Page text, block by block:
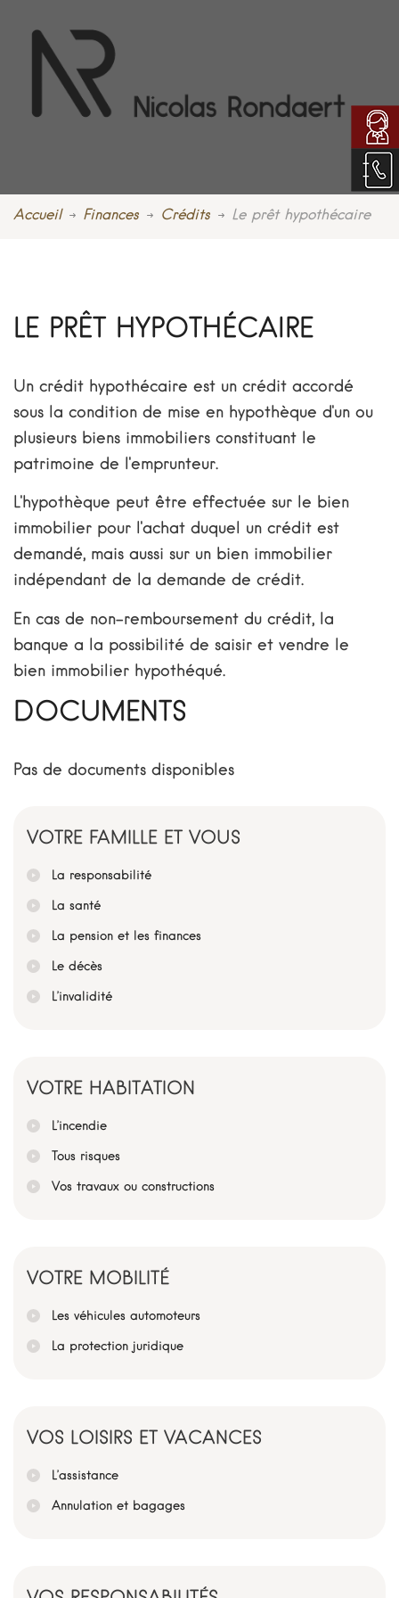
Accueil Finances Crédits Le prêt hypothécaire
LE PRÊT HYPOTHÉCAIRE
Un crédit hypothécaire est un crédit accordé
sous la condition de mise en hypothèque d'un ou
plusieurs biens immobiliers constituant le
patrimoine de l'emprunteur.
L'hypothèque peut être effectuée sur le bien
immobilier pour l'achat duquel un crédit est
demandé, mais aussi sur un bien immobilier
indépendant de la demande de crédit.
En cas de non-remboursement du crédit, la
banque a la possibilité de saisir et vendre le
bien immobilier hypothéqué.
DOCUMENTS
Pas de documents disponibles
VOTRE FAMILLE ET VOUS
La responsabilité
La santé
La pension et les finances
Le décès
L’invalidité
VOTRE HABITATION
L’incendie
Tous risques
Vos travaux ou constructions
VOTRE MOBILITÉ
Les véhicules automoteurs
La protection juridique
VOS LOISIRS ET VACANCES
L’assistance
Annulation et bagages